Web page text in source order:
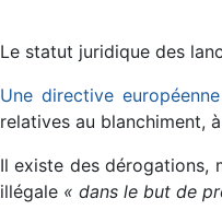
Le statut juridique des
Une directive
relatives au blanchiment,
Il existe des dérogations,
illégale « dans le but de